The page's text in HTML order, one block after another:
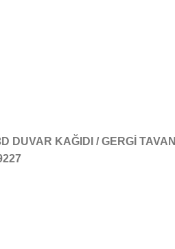
DUVAR KAĞIDI / GERGİ TAVAN